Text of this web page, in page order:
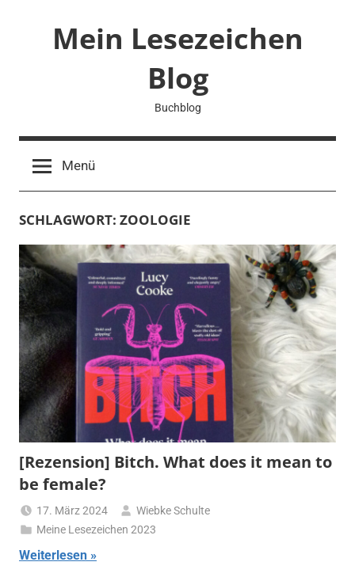
Mein Lesezeichen
Blog
Buchblog
Menü
SCHLAGWORT: ZOOLOGIE
[Rezension] Bitch. What does it mean to
be female?
17. März 2024
Wiebke Schulte
Meine Lesezeichen 2023
Weiterlesen